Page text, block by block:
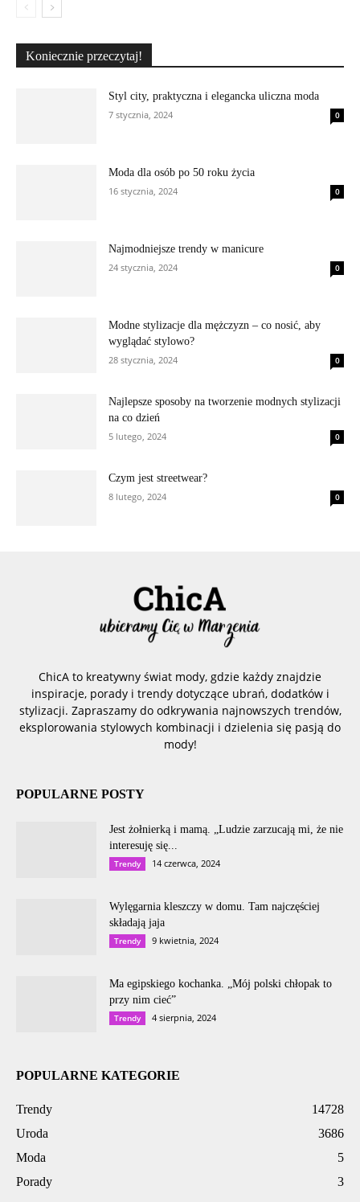
Koniecznie przeczytaj!
Styl city, praktyczna i elegancka uliczna moda
7 stycznia, 2024
0
Moda dla osób po 50 roku życia
16 stycznia, 2024
0
Najmodniejsze trendy w manicure
24 stycznia, 2024
0
Modne stylizacje dla mężczyzn – co nosić, aby
wyglądać stylowo?
28 stycznia, 2024
0
Najlepsze sposoby na tworzenie modnych stylizacji
na co dzień
5 lutego, 2024
0
Czym jest streetwear?
8 lutego, 2024
0
ChicA to kreatywny świat mody, gdzie każdy znajdzie
inspiracje, porady i trendy dotyczące ubrań, dodatków i
stylizacji. Zapraszamy do odkrywania najnowszych trendów,
eksplorowania stylowych kombinacji i dzielenia się pasją do
mody!
POPULARNE POSTY
Jest żołnierką i mamą. „Ludzie zarzucają mi, że nie
interesuję się...
Trendy 14 czerwca, 2024
Wylęgarnia kleszczy w domu. Tam najczęściej
składają jaja
Trendy 9 kwietnia, 2024
Ma egipskiego kochanka. „Mój polski chłopak to
przy nim cieć”
Trendy 4 sierpnia, 2024
POPULARNE KATEGORIE
Trendy
14728
Uroda
3686
Moda
5
Porady
3